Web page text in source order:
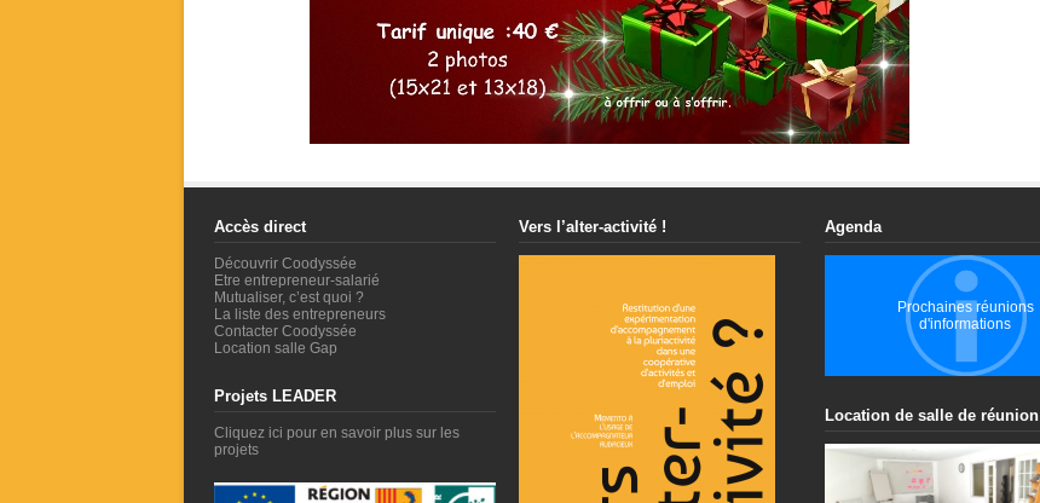
Accès direct
Découvrir Coodyssée
Etre entrepreneur-salarié
Mutualiser, c’est quoi ?
La liste des entrepreneurs
Contacter Coodyssée
Location salle Gap
Projets LEADER
Cliquez ici pour en savoir plus sur les
projets
Vers l’alter-activité ! Agenda
Prochaines réunions
d'informations
Location de salle de réunion